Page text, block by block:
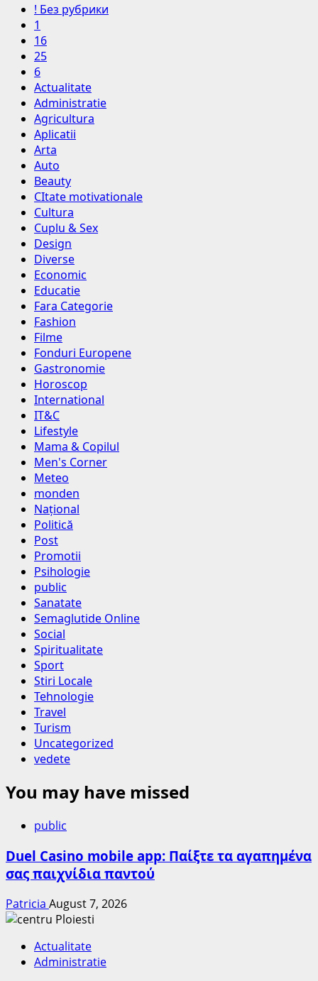
! Без рубрики
1
16
25
6
Actualitate
Administratie
Agricultura
Aplicatii
Arta
Auto
Beauty
CItate motivationale
Cultura
Cuplu & Sex
Design
Diverse
Economic
Educatie
Fara Categorie
Fashion
Filme
Fonduri Europene
Gastronomie
Horoscop
International
IT&C
Lifestyle
Mama & Copilul
Men's Corner
Meteo
monden
Național
Politică
Post
Promotii
Psihologie
public
Sanatate
Semaglutide Online
Social
Spiritualitate
Sport
Stiri Locale
Tehnologie
Travel
Turism
Uncategorized
vedete
You may have missed
public
Duel Casino mobile app: Παίξτε τα αγαπημένα
σας παιχνίδια παντού
Patricia August 7, 2026
Actualitate
Administratie